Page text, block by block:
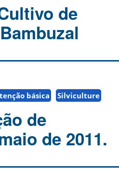
de
básica Silviculture
de
de 2011.